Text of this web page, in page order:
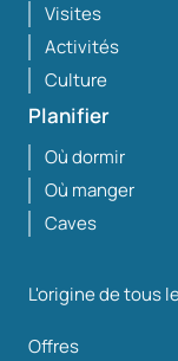
Visites
Activités
Culture
Planifier
Où dormir
Où manger
Caves
L'origine de tous
Offres